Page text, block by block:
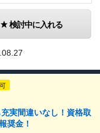
検討中に入れる
実間違いなし！資格取
奨金！